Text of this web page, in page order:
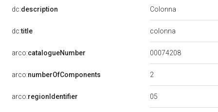
dc:description Colonna
dc:title colonna
arco:catalogueNumber 00074208
arco:numberOfComponents 2
arco:regionIdentifier 05